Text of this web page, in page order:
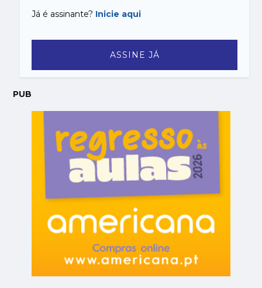
Já é assinante? Inicie aqui
ASSINE JÁ
PUB